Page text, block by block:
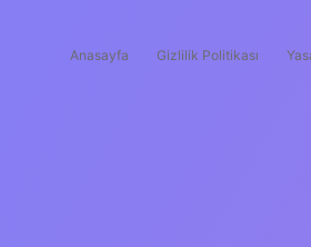
Anasayfa Gizlilik Politikası